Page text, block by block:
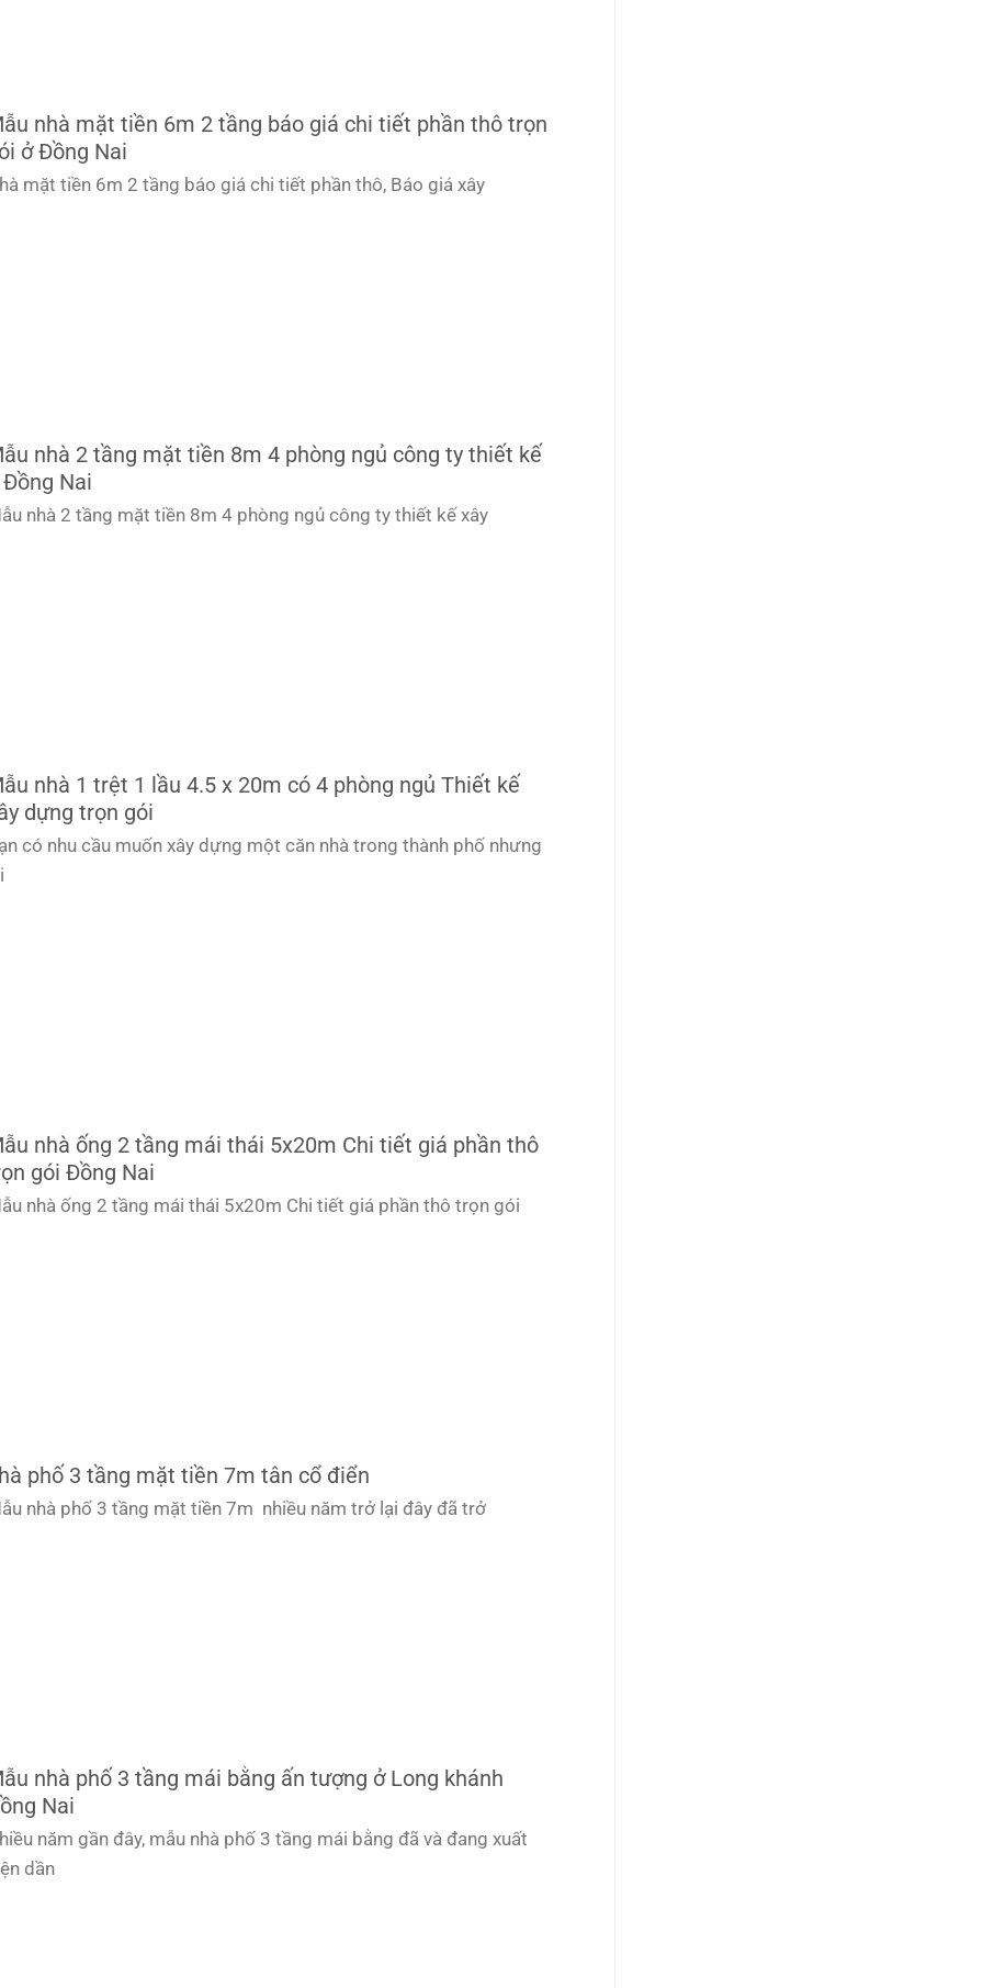
nhà mặt tiền 6m 2 tầng báo giá chi tiết phần thô trọn
ở Đồng Nai
mặt tiền 6m 2 tầng báo giá chi tiết phần thô, Báo giá xây
nhà 2 tầng mặt tiền 8m 4 phòng ngủ công ty thiết kế
Nai
nhà 2 tầng mặt tiền 8m 4 phòng ngủ công ty thiết kế xây
nhà 1 trệt 1 lầu 4.5 x 20m có 4 phòng ngủ Thiết kế
dựng trọn gói
có nhu cầu muốn xây dựng một căn nhà trong thành phố nhưng
nhà ống 2 tầng mái thái 5x20m Chi tiết giá phần thô
gói Đồng Nai
nhà ống 2 tầng mái thái 5x20m Chi tiết giá phần thô trọn gói
phố 3 tầng mặt tiền 7m tân cổ điển
nhà phố 3 tầng mặt tiền 7m nhiều năm trở lại đây đã trở
nhà phố 3 tầng mái bằng ấn tượng ở Long khánh
Nai
năm gần đây, mẫu nhà phố 3 tầng mái bằng đã và đang xuất
dần